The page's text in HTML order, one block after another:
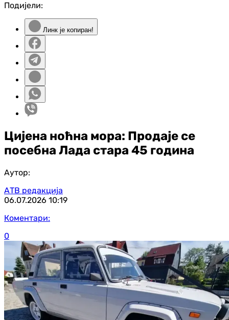
Подијели:
Линк је копиран!
Цијена ноћна мора: Продаје се
посебна Лада стара 45 година
Аутор:
АТВ редакција
06.07.2026 10:19
Коментари:
0